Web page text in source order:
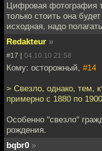
Цифровая фотография
только стоить она
исходная, надо
Redakteur »
#17 | 04.10.10 21:58
Кому: осторожный, #14
> Свезло, однако, тем,
примерно с 1880 по 1900
Особенно "свезло"
рождения.
bqbr0 »